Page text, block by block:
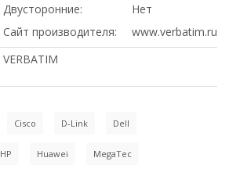
Двусторонние:
Нет
Сайт производителя:
www.verbatim.ru
VERBATIM
Cisco D-Link Dell
HP Huawei MegaTec